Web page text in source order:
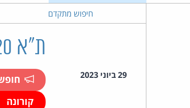
חיפוש מתקדם
ת"א 60798-11-20 שוחט נ' בן יוסף
29 ביוני 2023
קורונה